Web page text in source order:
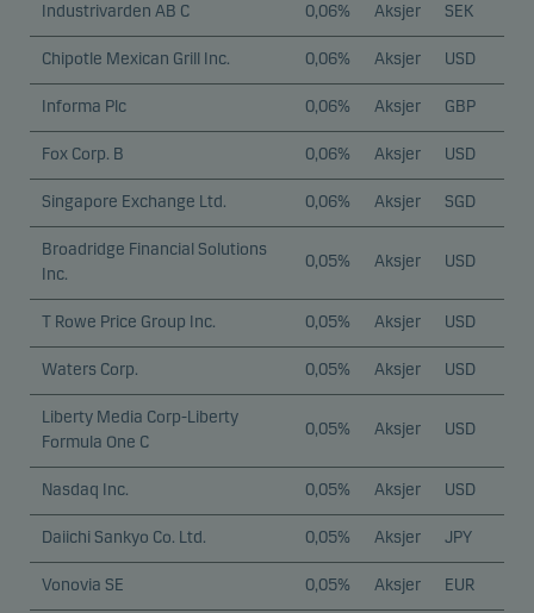
Industrivarden AB C 0,06% Aksjer SEK
Chipotle Mexican Grill Inc. 0,06% Aksjer USD
Informa Plc 0,06% Aksjer GBP
Fox Corp. B 0,06% Aksjer USD
Singapore Exchange Ltd. 0,06% Aksjer SGD
Broadridge Financial Solutions
Inc.
0,05% Aksjer USD
T Rowe Price Group Inc. 0,05% Aksjer USD
Waters Corp. 0,05% Aksjer USD
Liberty Media Corp-Liberty
Formula One C
0,05% Aksjer USD
Nasdaq Inc. 0,05% Aksjer USD
Daiichi Sankyo Co. Ltd. 0,05% Aksjer JPY
Vonovia SE 0,05% Aksjer EUR